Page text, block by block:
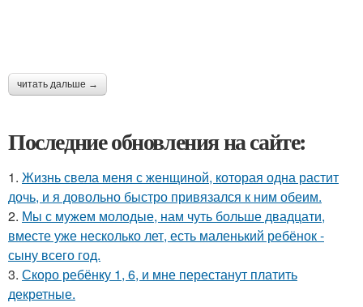
читать дальше →
Последние обновления на сайте:
1. Жизнь свела меня с женщиной, которая одна растит
дочь, и я довольно быстро привязался к ним обеим.
2. Мы с мужем молодые, нам чуть больше двадцати,
вместе уже несколько лет, есть маленький ребёнок -
сыну всего год.
3. Скоро ребёнку 1, 6, и мне перестанут платить
декретные.